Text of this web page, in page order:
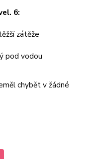
6:
zátěže
pod vodou
chybět v žádné